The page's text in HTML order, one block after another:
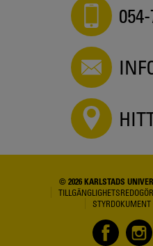
© 2026 KARLSTADS
STYRDOKUMENT